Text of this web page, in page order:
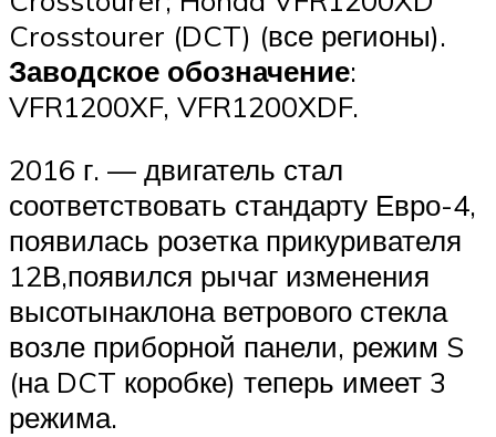
Crosstourer (DCT) (все регионы).
Заводское обозначение:
VFR1200XF, VFR1200XDF.
2016 г. — двигатель стал
соответствовать стандарту Евро-4,
появилась розетка прикуривателя
12В,появился рычаг изменения
высотынаклона ветрового стекла
возле приборной панели, режим S
(на DCT коробке) теперь имеет 3
режима.